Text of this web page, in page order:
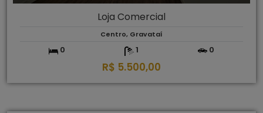
Loja Comercial
Centro, Gravataí
0 1 0
R$ 5.500,00